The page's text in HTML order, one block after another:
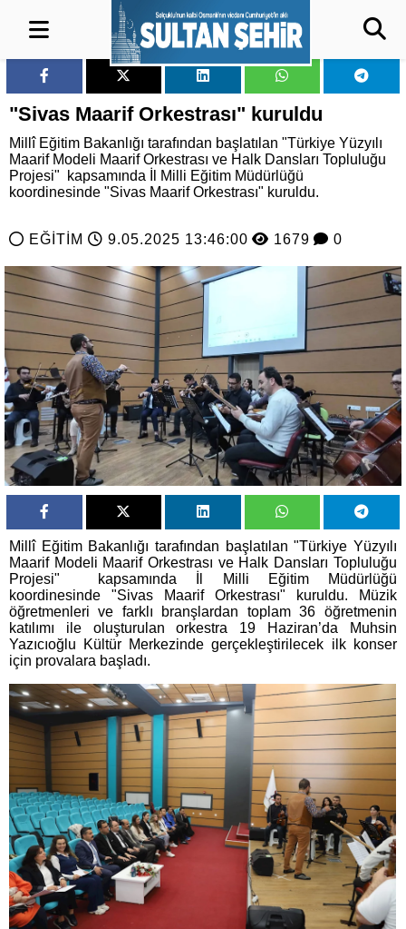
"Sivas Maarif Orkestrası" kuruldu
Millî Eğitim Bakanlığı tarafından başlatılan "Türkiye Yüzyılı
Maarif Modeli Maarif Orkestrası ve Halk Dansları Topluluğu
Projesi" kapsamında İl Milli Eğitim Müdürlüğü
koordinesinde "Sivas Maarif Orkestrası" kuruldu.
EĞİTİM 9.05.2025 13:46:00 1679 0
Millî Eğitim Bakanlığı tarafından başlatılan "Türkiye Yüzyılı
Maarif Modeli Maarif Orkestrası ve Halk Dansları Topluluğu
Projesi" kapsamında İl Milli Eğitim Müdürlüğü
koordinesinde "Sivas Maarif Orkestrası" kuruldu. Müzik
öğretmenleri ve farklı branşlardan toplam 36 öğretmenin
katılımı ile oluşturulan orkestra 19 Haziran’da Muhsin
Yazıcıoğlu Kültür Merkezinde gerçekleştirilecek ilk konser
için provalara başladı.